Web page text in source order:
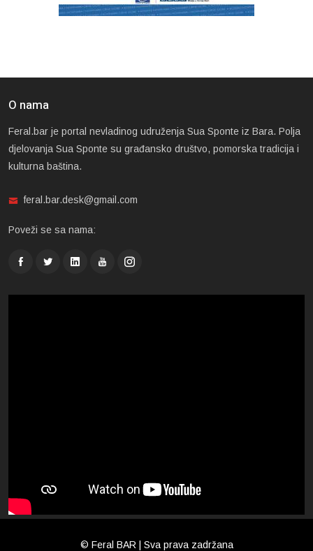
O nama
Feral.bar je portal nevladinog udruženja Sua Sponte iz Bara. Polja
djelovanja Sua Sponte su građansko društvo, pomorska tradicija i
kulturna baština.
feral.bar.desk@gmail.com
Poveži se sa nama:
© Feral BAR | Sva prava zadržana